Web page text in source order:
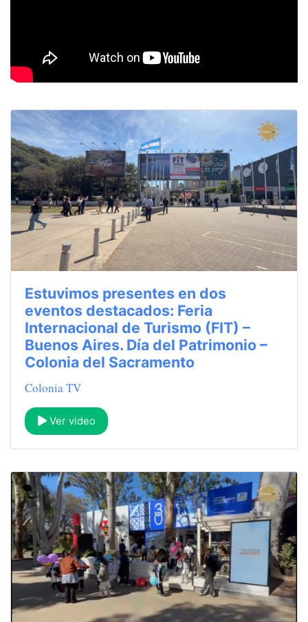
Estuvimos presentes en dos
eventos destacados: Feria
Internacional de Turismo (FIT) –
Buenos Aires. Día del Patrimonio –
Colonia del Sacramento
Colonia TV
Ver video